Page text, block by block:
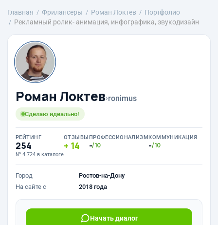
Главная Фрилансеры Роман Локтев
Портфолио
Рекламный ролик- анимация, инфографика, звукодизайн
Роман Локтев›ronimus
Сделаю идеально!
РЕЙТИНГ
254
№ 4 724 в каталоге
ОТЗЫВЫ
14
ПРОФЕССИОНАЛИЗМ
-/10
КОММУНИКАЦИЯ
-/10
Город
Ростов-на-Дону
На сайте с
2018 года
Начать диалог